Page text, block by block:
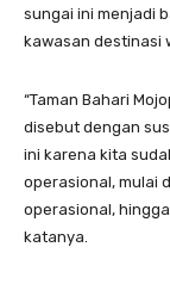
sungai ini menjadi
kawasan destinasi
“Taman Bahari
disebut dengan
ini karena kita
operasional, mulai
operasional,
katanya.